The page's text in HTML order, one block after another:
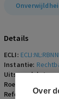
Over
naar
van €
Details
ECLI:
Instantie:
Uitspraakdatum:
Roepnaam: